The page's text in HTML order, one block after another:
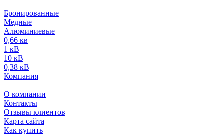
Бронированные
Медные
Алюминиевые
0,66 кв
1 кВ
10 кВ
0,38 кВ
Компания
О компании
Контакты
Отзывы клиентов
Карта сайта
Как купить